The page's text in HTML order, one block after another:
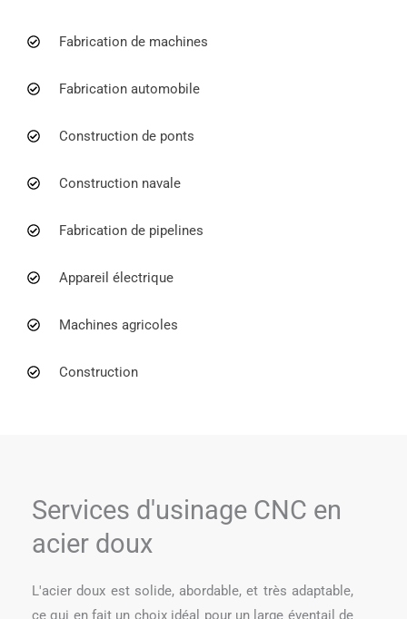
Fabrication de machines
Fabrication automobile
Construction de ponts
Construction navale
Fabrication de pipelines
Appareil électrique
Machines agricoles
Construction
Services d'usinage CNC en
acier doux
L'acier doux est solide, abordable, et très adaptable,
ce qui en fait un choix idéal pour un large éventail de